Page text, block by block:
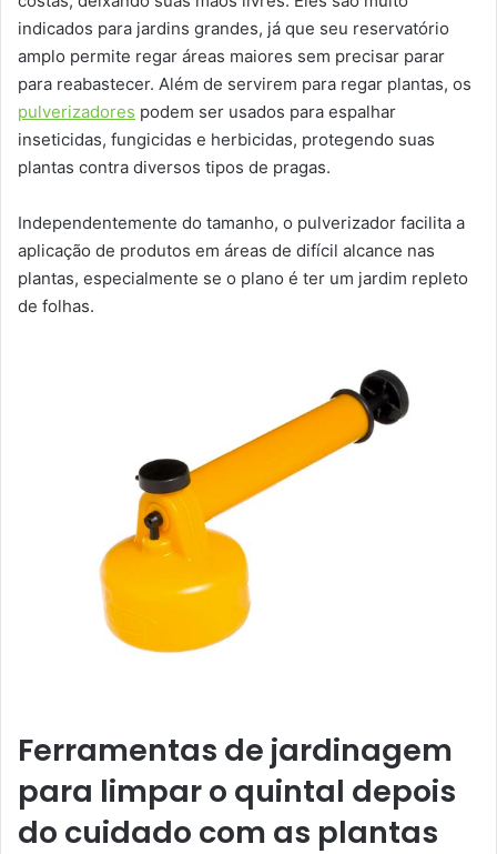
indicados para jardins grandes, já que seu reservatório
amplo permite regar áreas maiores sem precisar parar
para reabastecer. Além de servirem para regar plantas, os
pulverizadores podem ser usados para espalhar
inseticidas, fungicidas e herbicidas, protegendo suas
plantas contra diversos tipos de pragas.
Independentemente do tamanho, o pulverizador facilita a
aplicação de produtos em áreas de difícil alcance nas
plantas, especialmente se o plano é ter um jardim repleto
de folhas.
Ferramentas de jardinagem
para limpar o quintal depois
do cuidado com as plantas